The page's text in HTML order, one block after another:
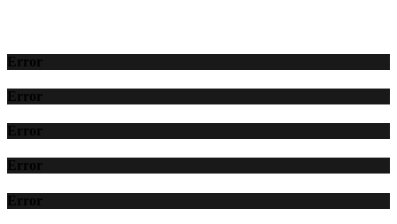
Error
Error
Error
Error
Error